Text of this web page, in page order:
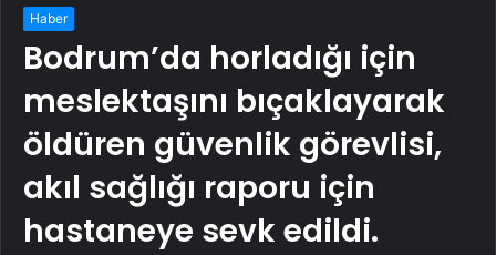
Haber
Bodrum’da horladığı için
meslektaşını bıçaklayarak
öldüren güvenlik görevlisi,
akıl sağlığı raporu için
hastaneye sevk edildi.